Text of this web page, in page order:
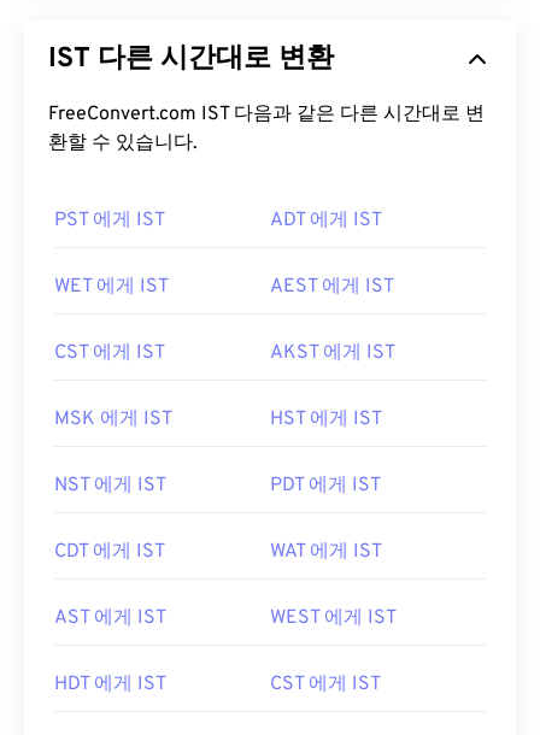
IST 다른 시간대로 변환
FreeConvert.com IST 다음과 같은 다른 시간대로 변
환할 수 있습니다.
PST 에게 IST ADT 에게 IST
WET 에게 IST AEST 에게 IST
CST 에게 IST AKST 에게 IST
MSK 에게 IST HST 에게 IST
NST 에게 IST PDT 에게 IST
CDT 에게 IST WAT 에게 IST
AST 에게 IST WEST 에게 IST
HDT 에게 IST CST 에게 IST